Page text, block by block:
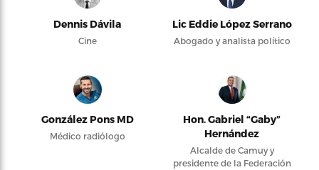
Dennis Dávila
Cine
Lic Eddie López Serrano
Abogado y analista político
González Pons MD
Médico radiólogo
Hon. Gabriel “Gaby”
Hernández
Alcalde de Camuy y
presidente de la Federación